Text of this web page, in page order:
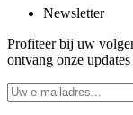
Newsletter
Profiteer bij uw
ontvang onze